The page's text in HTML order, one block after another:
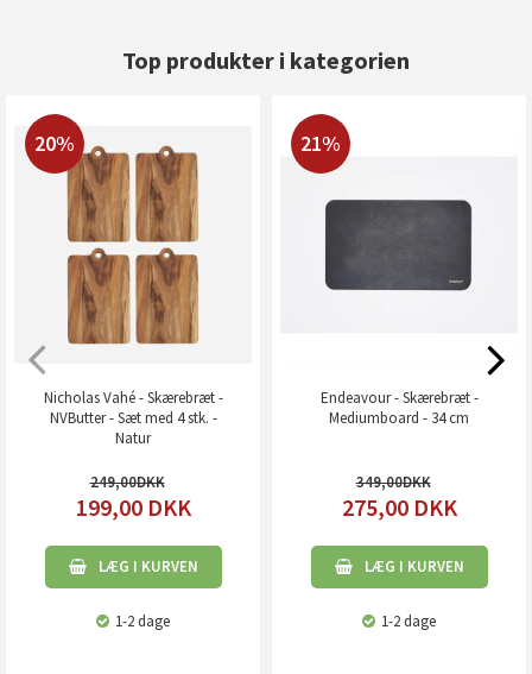
Top produkter i kategorien
20%
Nicholas Vahé - Skærebræt -
NVButter - Sæt med 4 stk. -
Natur
249,00
199,00 DKK
LÆG I KURVEN
1-2 dage
21%
Endeavour - Skærebræt -
Mediumboard - 34 cm
349,00
275,00 DKK
LÆG I KURVEN
1-2 dage